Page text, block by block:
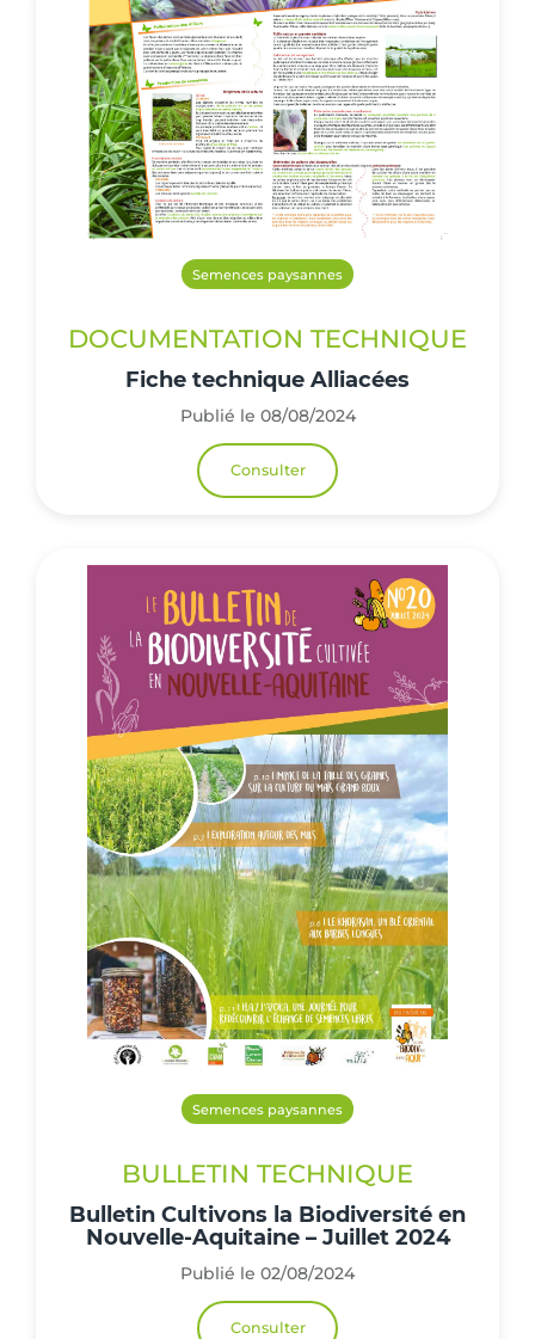
Semences paysannes
DOCUMENTATION TECHNIQUE
Fiche technique Alliacées
Publié le 08/08/2024
Consulter
Semences paysannes
BULLETIN TECHNIQUE
Bulletin Cultivons la Biodiversité en
Nouvelle-Aquitaine – Juillet 2024
Publié le 02/08/2024
Consulter